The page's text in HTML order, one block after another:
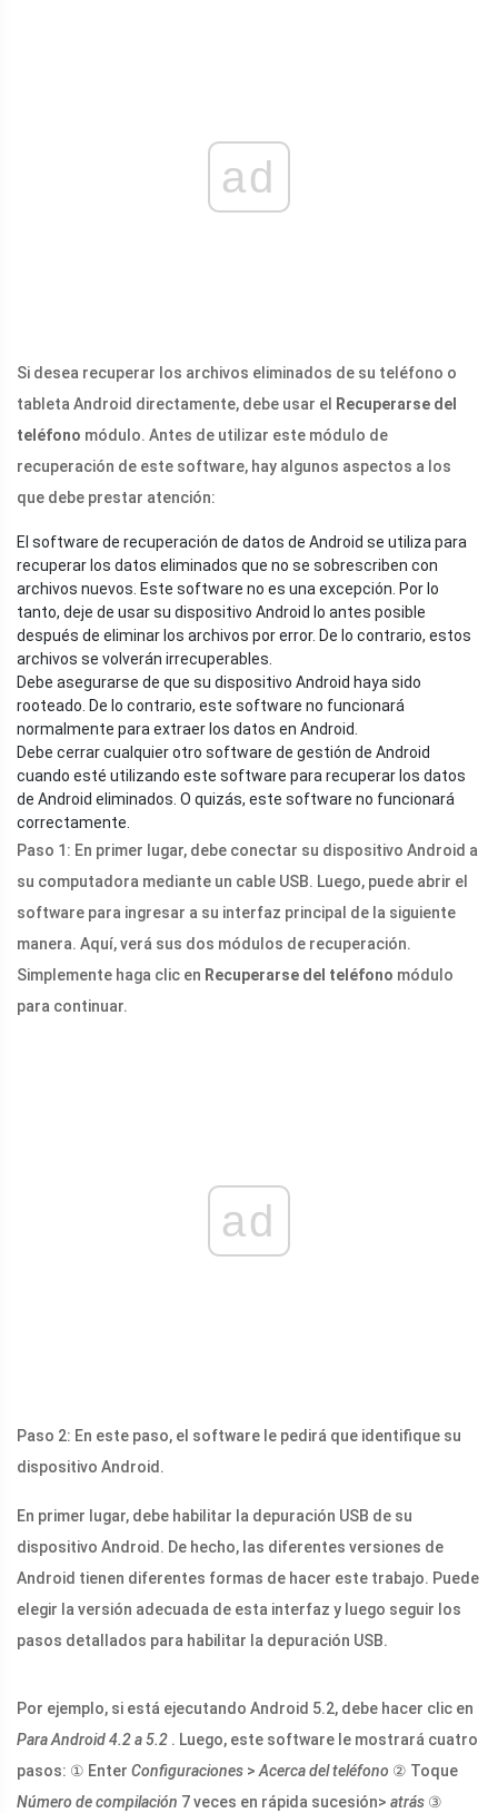
ad
Si desea recuperar los archivos eliminados de su teléfono o
tableta Android directamente, debe usar el
Recuperarse del
teléfono módulo. Antes de utilizar este módulo de
recuperación de este software, hay algunos aspectos a los
que debe prestar atención:
El software de recuperación de datos de Android se utiliza para
recuperar los datos eliminados que no se sobrescriben con
archivos nuevos. Este software no es una excepción. Por lo
tanto, deje de usar su dispositivo Android lo antes posible
después de eliminar los archivos por error. De lo contrario, estos
archivos se volverán irrecuperables.
Debe asegurarse de que su dispositivo Android haya sido
rooteado. De lo contrario, este software no funcionará
normalmente para extraer los datos en Android.
Debe cerrar cualquier otro software de gestión de Android
cuando esté utilizando este software para recuperar los datos
de Android eliminados. O quizás, este software no funcionará
correctamente.
Paso 1: En primer lugar, debe conectar su dispositivo Android a
su computadora mediante un cable USB. Luego, puede abrir el
software para ingresar a su interfaz principal de la siguiente
manera. Aquí, verá sus dos módulos de recuperación.
Simplemente haga clic en Recuperarse del teléfono módulo
para continuar.
ad
Paso 2: En este paso, el software le pedirá que identifique su
dispositivo Android.
En primer lugar, debe habilitar la depuración USB de su
dispositivo Android. De hecho, las diferentes versiones de
Android tienen diferentes formas de hacer este trabajo. Puede
elegir la versión adecuada de esta interfaz y luego seguir los
pasos detallados para habilitar la depuración USB.
Por ejemplo, si está ejecutando Android 5.2, debe hacer clic en
Para Android 4.2 a 5.2 . Luego, este software le mostrará cuatro
pasos: ① Enter Configuraciones > Acerca del teléfono ② Toque
Número de compilación 7 veces en rápida sucesión> atrás ③